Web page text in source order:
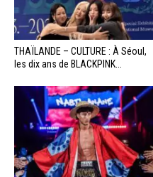
THAÏLANDE – CULTURE : À Séoul,
les dix ans de BLACKPINK...